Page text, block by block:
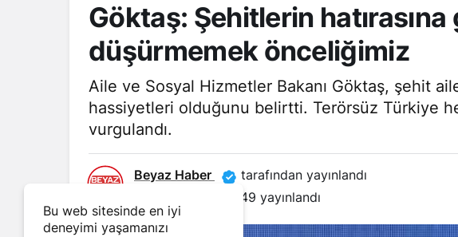
Göktaş: Şehitlerin hatırasına
düşürmemek önceliğimiz
Aile ve Sosyal Hizmetler Bakanı Göktaş, şehit
hassiyetleri olduğunu belirtti. Terörsüz Türkiye
vurgulandı.
Beyaz Haber
tarafından yayınlandı
5 Mayıs 2026, 13:49 yayınlandı
Bu web sitesinde en iyi
deneyimi yaşamanızı